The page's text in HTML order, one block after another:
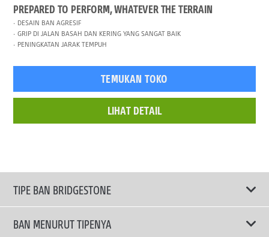
PREPARED TO PERFORM, WHATEVER THE TERRAIN
DESAIN BAN AGRESIF
GRIP DI JALAN BASAH DAN KERING YANG SANGAT BAIK
PENINGKATAN JARAK TEMPUH
TEMUKAN TOKO
LIHAT DETAIL
TIPE BAN BRIDGESTONE
BAN MENURUT TIPENYA